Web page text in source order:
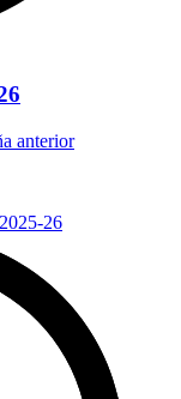
anterior